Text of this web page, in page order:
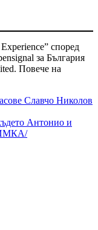
според
за България
Повече на
Славчо Николов
Антонио и